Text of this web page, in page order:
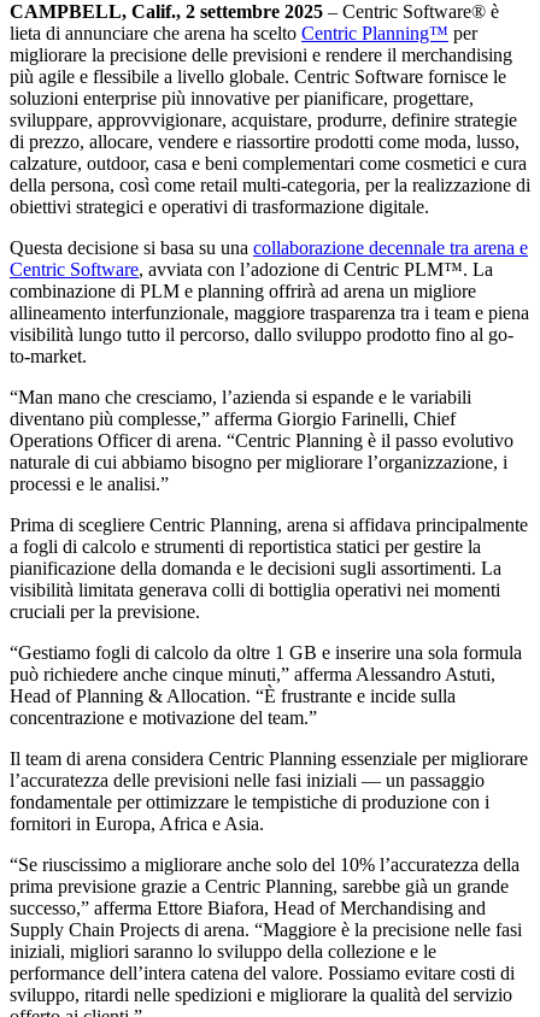
CAMPBELL, Calif., 2 settembre 2025 – Centric Software® è
lieta di annunciare che arena ha scelto Centric Planning™ per
migliorare la precisione delle previsioni e rendere il merchandising
più agile e flessibile a livello globale. Centric Software fornisce le
soluzioni enterprise più innovative per pianificare, progettare,
sviluppare, approvvigionare, acquistare, produrre, definire strategie
di prezzo, allocare, vendere e riassortire prodotti come moda, lusso,
calzature, outdoor, casa e beni complementari come cosmetici e cura
della persona, così come retail multi-categoria, per la realizzazione di
obiettivi strategici e operativi di trasformazione digitale.
Questa decisione si basa su una collaborazione decennale tra arena e
Centric Software, avviata con l’adozione di Centric PLM™. La
combinazione di PLM e planning offrirà ad arena un migliore
allineamento interfunzionale, maggiore trasparenza tra i team e piena
visibilità lungo tutto il percorso, dallo sviluppo prodotto fino al go-
to-market.
“Man mano che cresciamo, l’azienda si espande e le variabili
diventano più complesse,” afferma Giorgio Farinelli, Chief
Operations Officer di arena. “Centric Planning è il passo evolutivo
naturale di cui abbiamo bisogno per migliorare l’organizzazione, i
processi e le analisi.”
Prima di scegliere Centric Planning, arena si affidava principalmente
a fogli di calcolo e strumenti di reportistica statici per gestire la
pianificazione della domanda e le decisioni sugli assortimenti. La
visibilità limitata generava colli di bottiglia operativi nei momenti
cruciali per la previsione.
“Gestiamo fogli di calcolo da oltre 1 GB e inserire una sola formula
può richiedere anche cinque minuti,” afferma Alessandro Astuti,
Head of Planning & Allocation. “È frustrante e incide sulla
concentrazione e motivazione del team.”
Il team di arena considera Centric Planning essenziale per migliorare
l’accuratezza delle previsioni nelle fasi iniziali — un passaggio
fondamentale per ottimizzare le tempistiche di produzione con i
fornitori in Europa, Africa e Asia.
“Se riuscissimo a migliorare anche solo del 10% l’accuratezza della
prima previsione grazie a Centric Planning, sarebbe già un grande
successo,” afferma Ettore Biafora, Head of Merchandising and
Supply Chain Projects di arena. “Maggiore è la precisione nelle fasi
iniziali, migliori saranno lo sviluppo della collezione e le
performance dell’intera catena del valore. Possiamo evitare costi di
sviluppo, ritardi nelle spedizioni e migliorare la qualità del servizio